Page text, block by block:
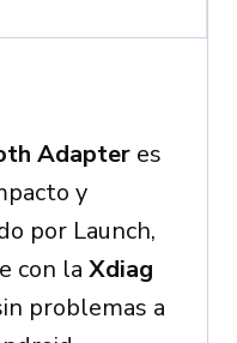
Adapter es
y
por Launch,
con la Xdiag
problemas a